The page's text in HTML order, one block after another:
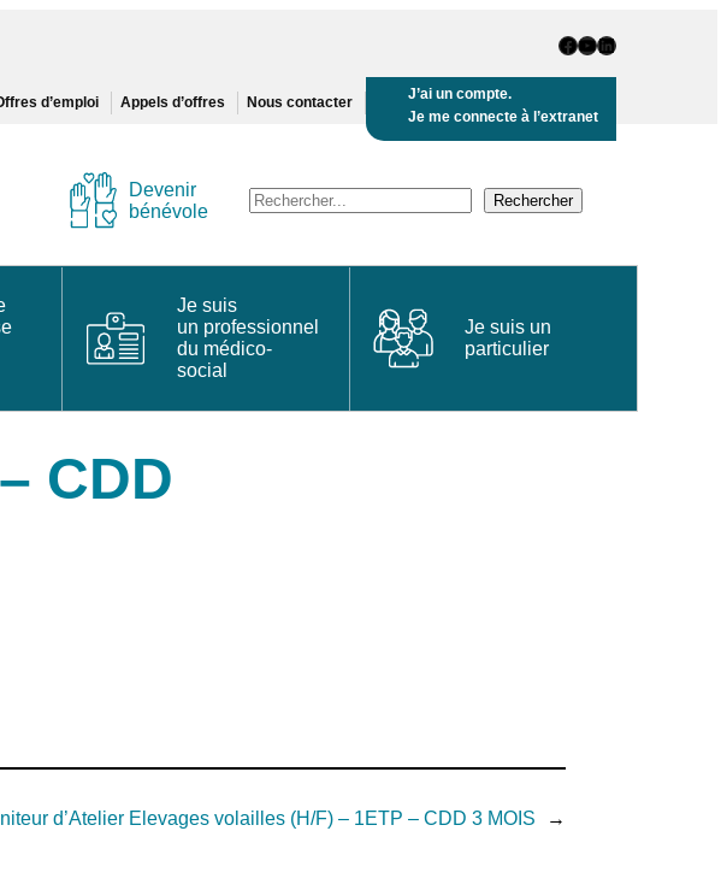
Page Facebook
Chaine Youtube
Page LinkedIn
d’emploi Appels d’offres Nous contacter
J’ai un compte.
Je me connecte à l’extranet
Devenir
bénévole
Recherche Rechercher
Je suis
un professionnel
du médico-
social
Je suis un
particulier
CDD
d’Atelier Elevages volailles (H/F) – 1ETP – CDD 3 MOIS →